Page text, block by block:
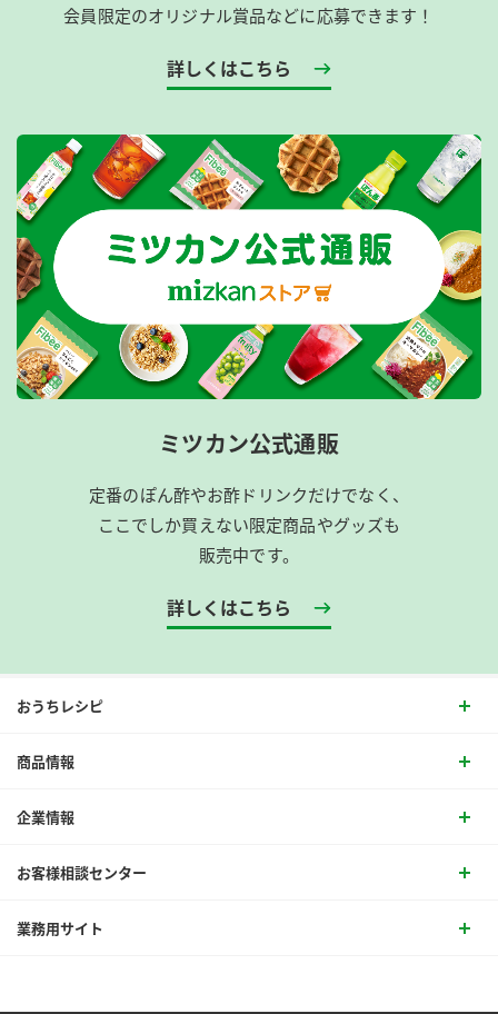
会員限定のオリジナル賞品などに応募できます！
詳しくはこちら
ミツカン公式通販
定番のぽん酢やお酢ドリンクだけでなく、
ここでしか買えない限定商品やグッズも
販売中です。
詳しくはこちら
おうちレシピ
商品情報
企業情報
お客様相談センター
業務用サイト